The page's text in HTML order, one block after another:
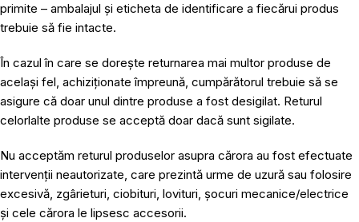
primite – ambalajul și eticheta de identificare a fiecărui produs
trebuie să fie intacte.
În cazul în care se dorește returnarea mai multor produse de
același fel, achiziționate împreună, cumpărătorul trebuie să se
asigure că doar unul dintre produse a fost desigilat. Returul
celorlalte produse se acceptă doar dacă sunt sigilate.
Nu acceptăm returul produselor asupra cărora au fost efectuate
intervenții neautorizate, care prezintă urme de uzură sau folosire
excesivă, zgârieturi, ciobituri, lovituri, șocuri mecanice/electrice
și cele cărora le lipsesc accesorii.